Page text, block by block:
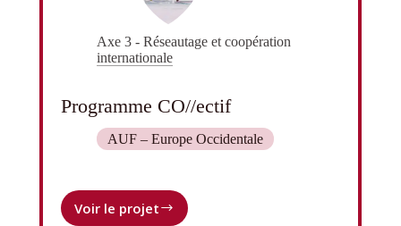
Axe 3 - Réseautage et coopération
internationale
Programme CO//ectif
AUF – Europe Occidentale
Voir le projetProgramme